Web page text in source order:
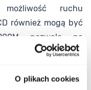
O plikach cookies
ruchu
również mogą być
pozwala na